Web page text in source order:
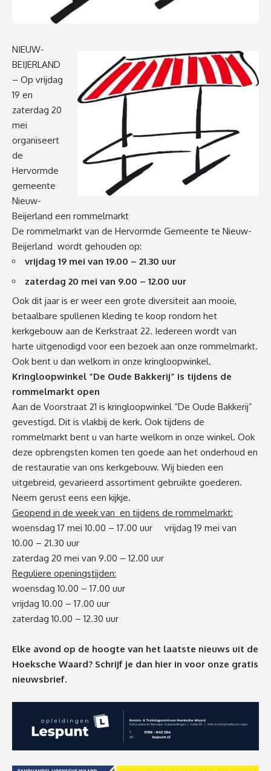
NIEUW-
BEIJERLAND
– Op vrijdag
19 en
zaterdag 20
mei
organiseert
de
Hervormde
gemeente
Nieuw-
Beijerland een rommelmarkt
De rommelmarkt van de Hervormde Gemeente te Nieuw-
Beijerland wordt gehouden op:
vrijdag 19 mei van 19.00 – 21.30 uur
zaterdag 20 mei van 9.00 – 12.00 uur
Ook dit jaar is er weer een grote diversiteit aan mooie,
betaalbare spullenen kleding te koop rondom het
kerkgebouw aan de Kerkstraat 22. Iedereen wordt van
harte uitgenodigd voor een bezoek aan onze rommelmarkt.
Ook bent u dan welkom in onze kringloopwinkel.
Kringloopwinkel “De Oude Bakkerij” is tijdens de
rommelmarkt open
Aan de Voorstraat 21 is kringloopwinkel “De Oude Bakkerij”
gevestigd. Dit is vlakbij de kerk. Ook tijdens de
rommelmarkt bent u van harte welkom in onze winkel. Ook
deze opbrengsten komen ten goede aan het onderhoud en
de restauratie van ons kerkgebouw. Wij bieden een
uitgebreid, gevarieerd assortiment gebruikte goederen.
Neem gerust eens een kijkje.
Geopend in de week van en tijdens de rommelmarkt:
woensdag 17 mei 10.00 – 17.00 uur vrijdag 19 mei van
10.00 – 21.30 uur
zaterdag 20 mei van 9.00 – 12.00 uur
Reguliere openingstijden:
woensdag 10.00 – 17.00 uur
vrijdag 10.00 – 17.00 uur
zaterdag 10.00 – 12.30 uur
Elke avond op de hoogte van het laatste nieuws uit de
Hoeksche Waard? Schrijf je dan hier in voor onze gratis
nieuwsbrief.